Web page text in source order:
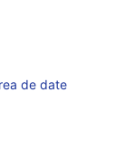
de date